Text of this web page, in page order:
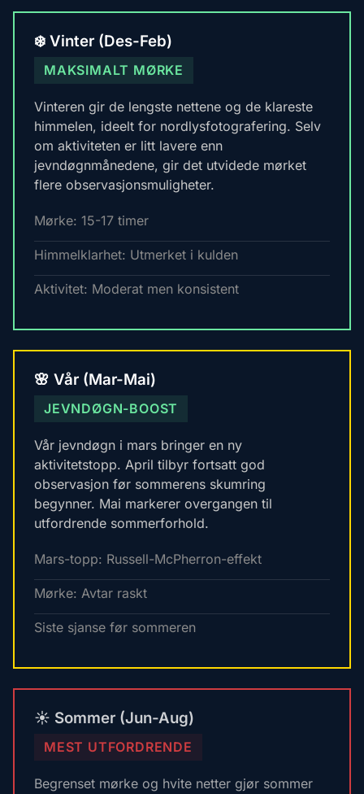
❄️ Vinter (Des-Feb)
MAKSIMALT MØRKE
Vinteren gir de lengste nettene og de klareste
himmelen, ideelt for nordlysfotografering. Selv
om aktiviteten er litt lavere enn
jevndøgnmånedene, gir det utvidede mørket
flere observasjonsmuligheter.
Mørke: 15-17 timer
Himmelklarhet: Utmerket i kulden
Aktivitet: Moderat men konsistent
🌸 Vår (Mar-Mai)
JEVNDØGN-BOOST
Vår jevndøgn i mars bringer en ny
aktivitetstopp. April tilbyr fortsatt god
observasjon før sommerens skumring
begynner. Mai markerer overgangen til
utfordrende sommerforhold.
Mars-topp: Russell-McPherron-effekt
Mørke: Avtar raskt
Siste sjanse før sommeren
☀️ Sommer (Jun-Aug)
MEST UTFORDRENDE
Begrenset mørke og hvite netter gjør sommer